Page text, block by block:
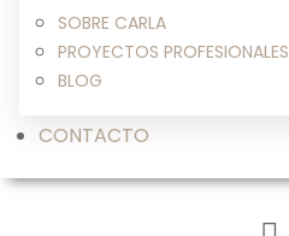
SOBRE CARLA
PROYECTOS PROFESIONALES
BLOG
CONTACTO